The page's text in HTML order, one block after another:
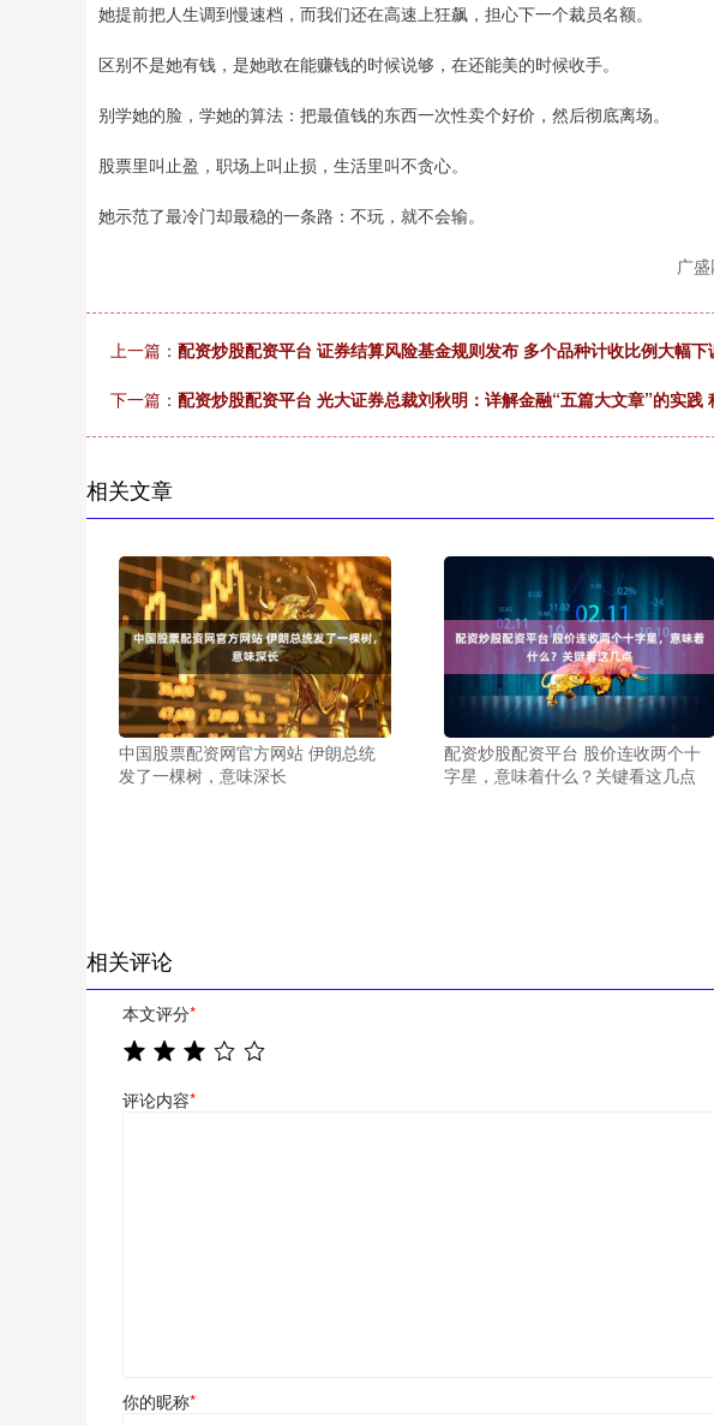
她提前把人生调到慢速档，而我们还在高速上狂飙，担心下一个裁员名额。
区别不是她有钱，是她敢在能赚钱的时候说够，在还能美的时候收手。
别学她的脸，学她的算法：把最值钱的东西一次性卖个好价，然后彻底离场。
股票里叫止盈，职场上叫止损，生活里叫不贪心。
她示范了最冷门却最稳的一条路：不玩，就不会输。
广
上一篇： 配资炒股配资平台 证券结算风险基金规则发布 多个品种计收比例大幅下
下一篇： 配资炒股配资平台 光大证券总裁刘秋明：详解金融“五篇大文章”的实践
相关文章
中国股票配资网官方网站 伊朗总统
发了一棵树，意味深长
配资炒股配资平台 股价连收两个十
字星，意味着什么？关键看这几点
相关评论
本文评分*
评论内容*
你的昵称*